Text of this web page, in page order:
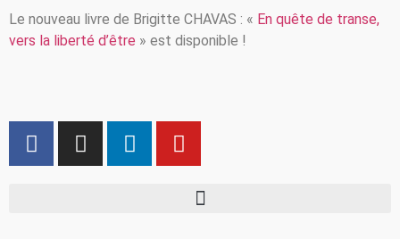
Le nouveau livre de Brigitte CHAVAS : « En quête de transe,
vers la liberté d’être » est disponible !